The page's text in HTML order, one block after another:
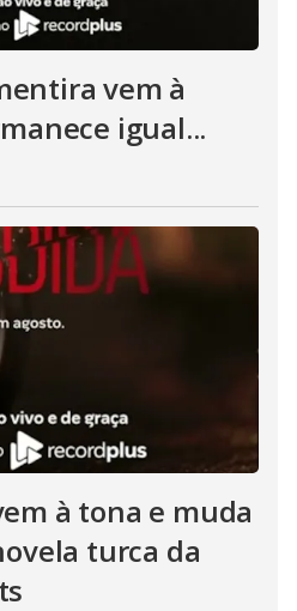
vem à
igual...
à tona e muda
turca da